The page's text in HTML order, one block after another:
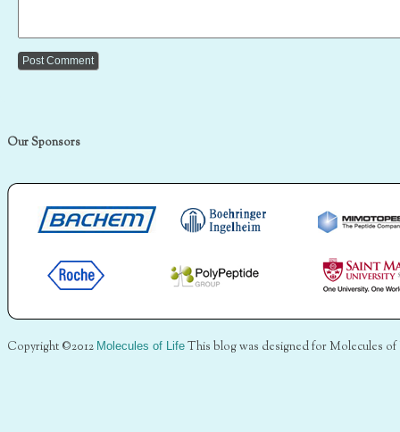
Our Sponsors
Copyright ©2012 Molecules of Life This blog was designed for Molecules of